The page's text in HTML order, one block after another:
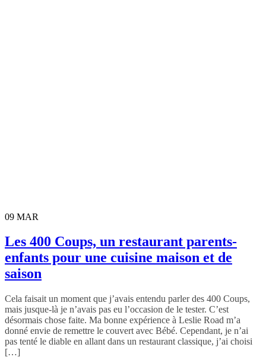
09 MAR
Les 400 Coups, un restaurant parents-
enfants pour une cuisine maison et de
saison
Cela faisait un moment que j’avais entendu parler des 400 Coups,
mais jusque-là je n’avais pas eu l’occasion de le tester. C’est
désormais chose faite. Ma bonne expérience à Leslie Road m’a
donné envie de remettre le couvert avec Bébé. Cependant, je n’ai
pas tenté le diable en allant dans un restaurant classique, j’ai choisi
[…]